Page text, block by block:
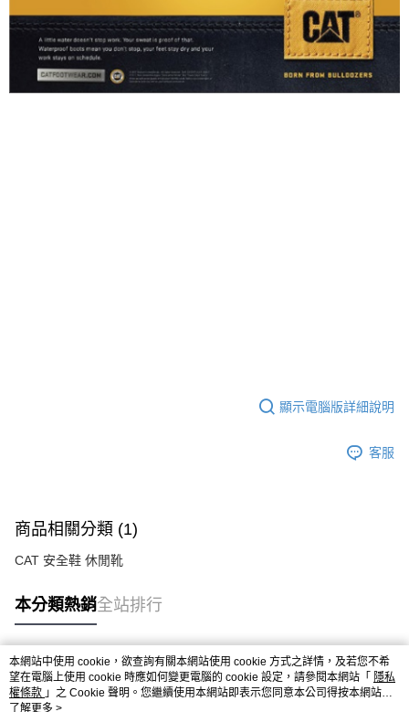
顯示電腦版詳細說明
客服
商品相關分類 (1)
CAT 安全鞋 休閒靴
本分類熱銷全站排行
熱門標籤
本網站中使用 cookie，欲查詢有關本網站使用 cookie 方式之詳情，及若您不希
望在電腦上使用 cookie 時應如何變更電腦的 cookie 設定，請參閱本網站「 隱私
權條款 」之 Cookie 聲明。您繼續使用本網站即表示您同意本公司得按本網站使
用條款之 Cookie 聲明使用 cookie。
了解更多 >